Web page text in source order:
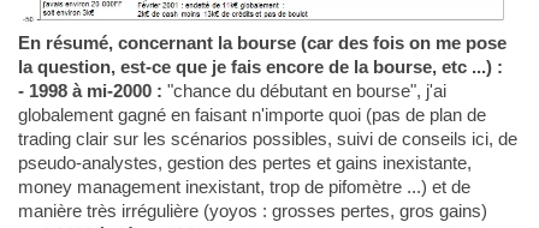
En résumé, concernant la bourse (car des fois on me pose
la question, est-ce que je fais encore de la bourse, etc ...) :
- 1998 à mi-2000 : "chance du débutant en bourse", j'ai
globalement gagné en faisant n'importe quoi (pas de plan de
trading clair sur les scénarios possibles, suivi de conseils ici, de
pseudo-analystes, gestion des pertes et gains inexistante,
money management inexistant, trop de pifomètre ...) et de
manière très irrégulière (yoyos : grosses pertes, gros gains)